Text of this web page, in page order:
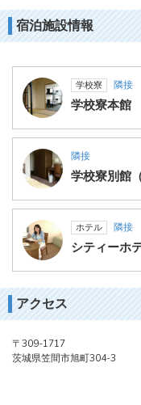
宿泊施設情報
学校寮 隣接
学校寮本館
隣接
学校寮別館
ホテル 隣接
シティーホ
アクセス
〒309-1717
茨城県笠間市旭町304-3